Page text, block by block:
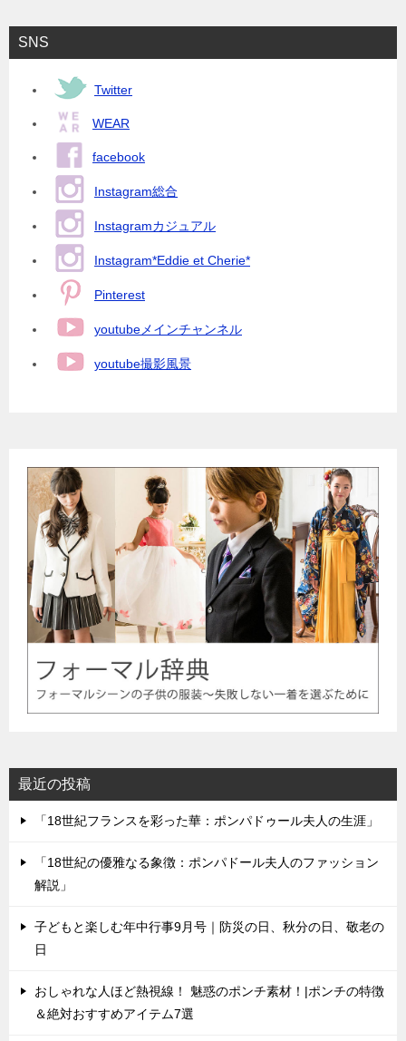
SNS
Twitter
WEAR
facebook
Instagram総合
Instagramカジュアル
Instagram*Eddie et Cherie*
Pinterest
youtubeメインチャンネル
youtube撮影風景
最近の投稿
「18世紀フランスを彩った華：ポンパドゥール夫人の生涯」
「18世紀の優雅なる象徴：ポンパドール夫人のファッション
解説」
子どもと楽しむ年中行事9月号｜防災の日、秋分の日、敬老の
日
おしゃれな人ほど熱視線！ 魅惑のポンチ素材！|ポンチの特徴
＆絶対おすすめアイテム7選